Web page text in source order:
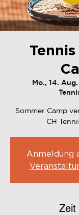
Mo., 14. Aug.
Sommer Camp
CH
Anmeldung
Zeit